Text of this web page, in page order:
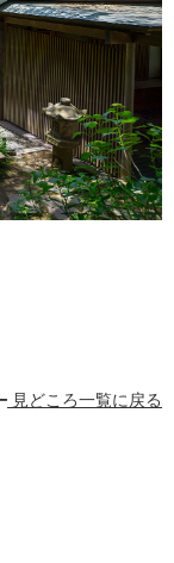
見どころ一覧に戻る